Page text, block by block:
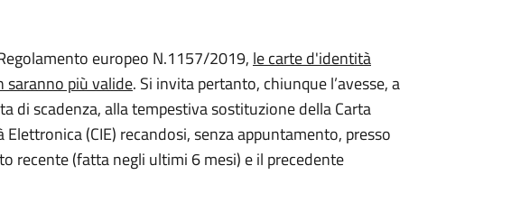
europeo N.1157/2019, le carte d'identità
saranno più valide. Si invita pertanto, chiunque l’avesse, a
di scadenza, alla tempestiva sostituzione della Carta
(CIE) recandosi, senza appuntamento, presso
recente (fatta negli ultimi 6 mesi) e il precedente